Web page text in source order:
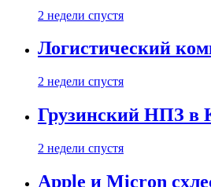
2 недели спустя
Логистический
2 недели спустя
Грузинский НПЗ в
2 недели спустя
Apple и Micron